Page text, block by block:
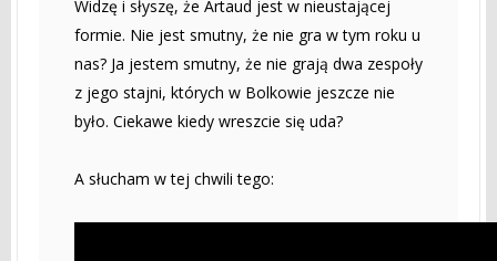
Widzę i słyszę, że Artaud jest w nieustającej
formie. Nie jest smutny, że nie gra w tym roku u
nas? Ja jestem smutny, że nie grają dwa zespoły
z jego stajni, których w Bolkowie jeszcze nie
było. Ciekawe kiedy wreszcie się uda?
A słucham w tej chwili tego: